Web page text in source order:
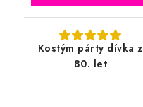
Kostým párty dívka z
80. let